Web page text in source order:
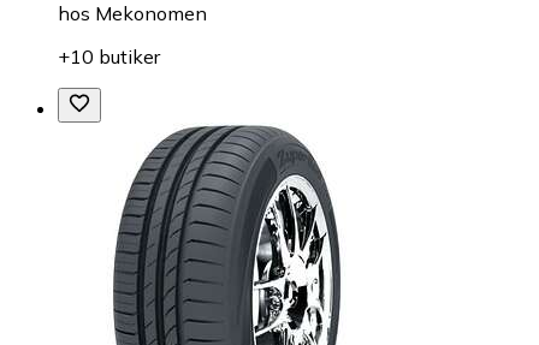
hos Mekonomen
+10 butiker